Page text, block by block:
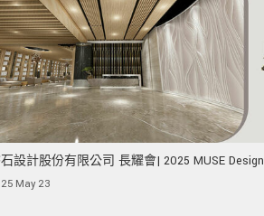
設計股份有限公司 長耀會| 2025 MUSE Design
榮獲金獎！
May 23